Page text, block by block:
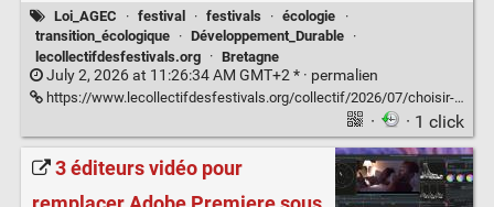
Loi_AGEC · festival · festivals · écologie
·
transition_écologique
· Développement_Durable
·
lecollectifdesfestivals.org
· Bretagne
July 2, 2026 at 11:26:34 AM GMT+2 * · permalien
https://www.lecollectifdesfestivals.org/collectif/2026/07/choisir-et-gerer-la-vaisselle-reemployable-de-son-evenement/
· · 1 click
3 éditeurs vidéo pour